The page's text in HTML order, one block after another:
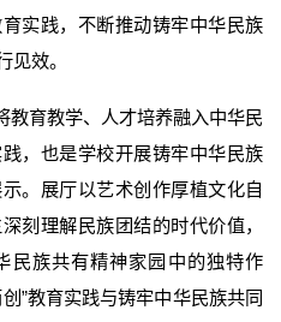
实践，不断推动铸牢中华民族
见效。
教育教学、人才培养融入中华民
，也是学校开展铸牢中华民族
。展厅以艺术创作厚植文化自
刻理解民族团结的时代价值，
民族共有精神家园中的独特作
”教育实践与铸牢中华民族共同